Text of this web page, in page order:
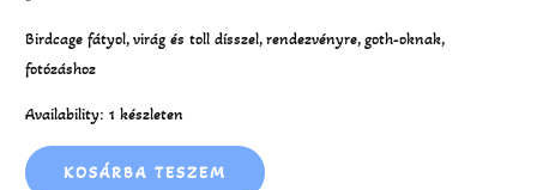
Birdcage fátyol, virág és toll dísszel, rendezvényre, goth-oknak,
fotózáshoz
Availability: 1 készleten
KOSÁRBA TESZEM